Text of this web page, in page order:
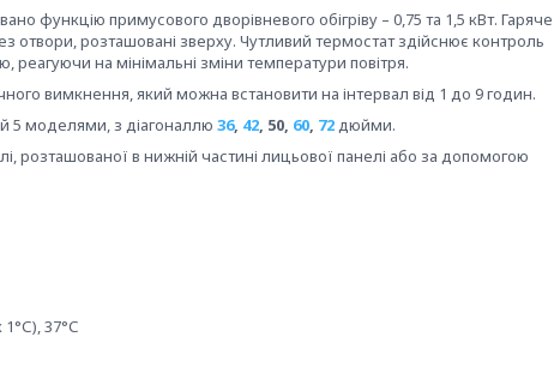
функцію примусового дворівневого обігріву – 0,75 та 1,5 кВт. Гаряче
отвори, розташовані зверху. Чутливий термостат здійснює контроль
реагуючи на мінімальні зміни температури повітря.
вимкнення, який можна встановити на інтервал від 1 до 9 годин.
5 моделями, з діагоналлю 36, 42, 50, 60, 72дюйми.
розташованої в нижній частині лицьової панелі або за допомогою
37°С